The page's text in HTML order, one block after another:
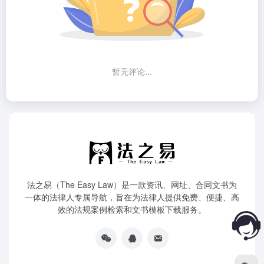
暂无评论...
法之易（The Easy Law）是一款资讯、网址、合同文书为
一体的法律人专属导航，旨在为法律人提供免费、便捷、高
效的法规案例检索和文书模板下载服务。